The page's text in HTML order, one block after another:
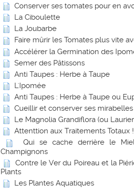
Conserver ses tomates pour en
La Ciboulette
La Joubarbe
Faire mûrir les Tomates plus vite
Accélérer la Germination des
Semer des Pâtissons
Anti Taupes : Herbe à Taupe
L'Ipomée
Anti Taupes : Herbe à Taupe ou
Cueillir et conserver ses mirabelles
Le Magnolia Grandiflora (ou
Attenttion aux Traitements Totaux !
Qui se cache derrière le
Champignons
Contre le Ver du Poireau et la
Plants
Les Plantes Aquatiques